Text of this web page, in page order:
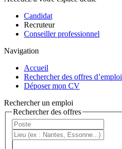
Candidat
Recruteur
Conseiller professionnel
Navigation
Accueil
Rechercher des offres d’emploi
Déposer mon CV
Rechercher un emploi
Rechercher des offres